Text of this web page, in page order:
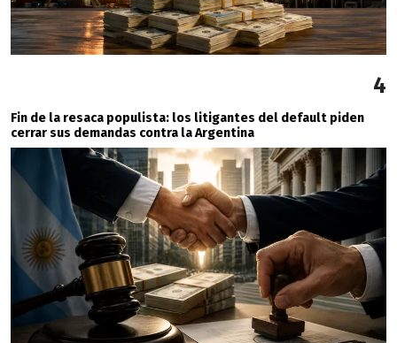
4
Fin de la resaca populista: los litigantes del default piden
cerrar sus demandas contra la Argentina